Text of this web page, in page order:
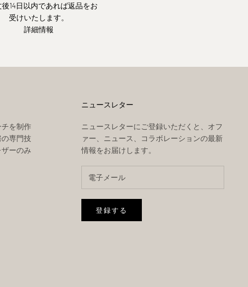
後14日以内であれば返品をお
受けいたします。
詳細情報
を制作
専門技
ーのみ
ニュースレター
ニュースレターにご登録いただくと、オフ
ァー、ニュース、コラボレーションの最新
情報をお届けします。
登録する